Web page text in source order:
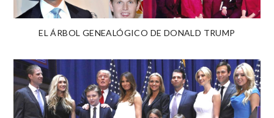
EL ÁRBOL GENEALÓGICO DE DONALD TRUMP